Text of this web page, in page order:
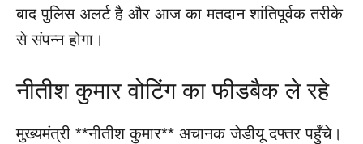
बाद पुलिस अलर्ट है और आज का मतदान शांतिपूर्वक तरीके
से संपन्न होगा।
नीतीश कुमार वोटिंग का फीडबैक ले रहे
मुख्यमंत्री **नीतीश कुमार** अचानक जेडीयू दफ्तर पहुँचे।